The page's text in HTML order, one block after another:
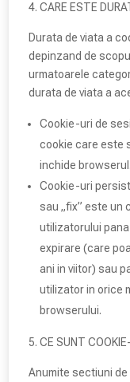
CARE ESTE
Durata de viata a
depinzand de
urmatoarele
durata de viata a
Cookie-uri de
cookie care este
inchide browserul.
Cookie-uri
sau „fix” este un
utilizatorului
expirare (care
ani in viitor) sau
utilizator in orice
browserului.
CE SUNT
Anumite sectiuni